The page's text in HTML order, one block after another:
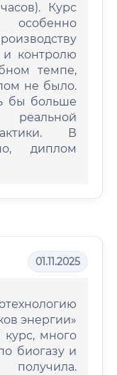
Курс
и контролю
темпе,
не было.
бы больше
В
диплом
01.11.2025
энергии»
курс, много
биогазу и